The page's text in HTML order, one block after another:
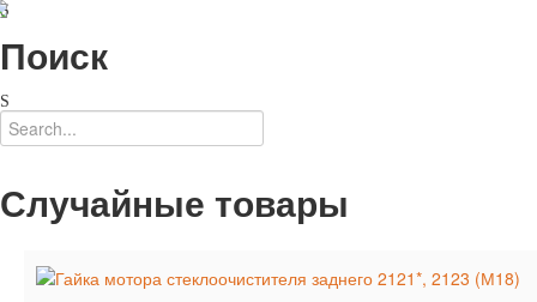
Поиск
Случайные товары